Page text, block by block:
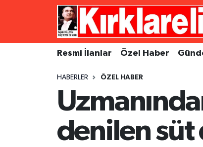
Resmi İlanlar Özel Haber
HABERLER ÖZEL HABER
denilen süt
Resmi İlanlar
Ekonomi
Kültür Sanat
Merkez Nöbetçi Eczaneler
Süper Lig Puan Durumu ve Fikstür
Tüm Manşetler